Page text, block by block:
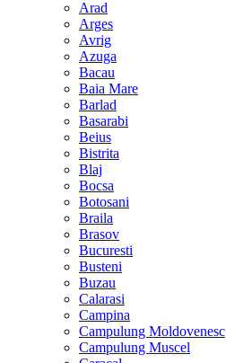
Arad
Arges
Avrig
Azuga
Bacau
Baia Mare
Barlad
Basarabi
Beius
Bistrita
Blaj
Bocsa
Botosani
Braila
Brasov
Bucuresti
Busteni
Buzau
Calarasi
Campina
Campulung Moldovenesc
Campulung Muscel